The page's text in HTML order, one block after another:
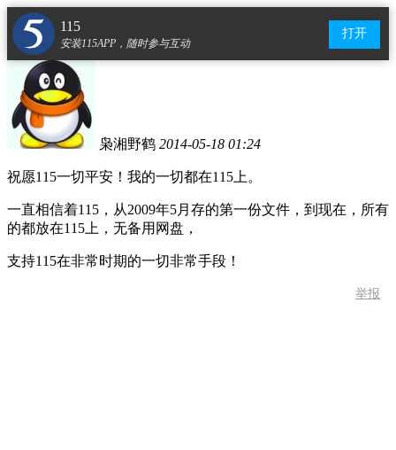
115
安装115APP，随时参与互动
打开
枭湘野鹤 2014-05-18 01:24
祝愿115一切平安！我的一切都在115上。
一直相信着115，从2009年5月存的第一份文件，到现在，所有
的都放在115上，无备用网盘，
支持115在非常时期的一切非常手段！
举报